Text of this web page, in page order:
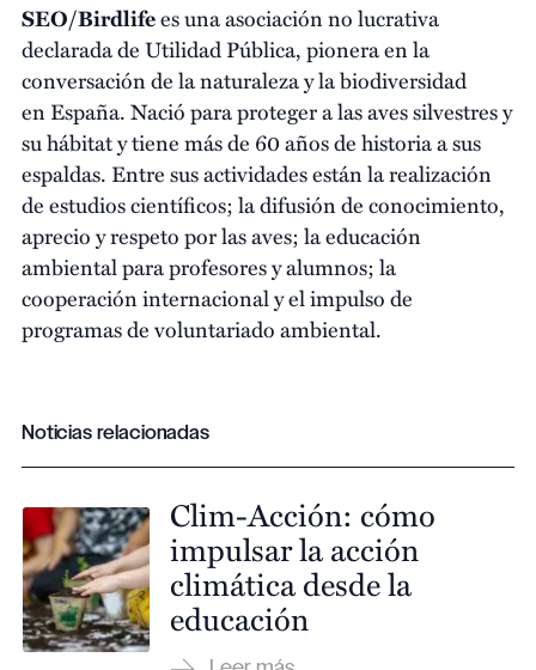
SEO/Birdlifees una asociación no lucrativa
declarada de Utilidad Pública, pionera en la
conversación de la naturaleza y la biodiversidad
en España. Nació para proteger a las aves silvestres y
su hábitat y tiene más de 60 años de historia a sus
espaldas. Entre sus actividades están la realización
de estudios científicos; la difusión de conocimiento,
aprecio y respeto por las aves; la educación
ambiental para profesores y alumnos; la
cooperación internacional y el impulso de
programas de voluntariado ambiental.
Noticias relacionadas
Clim-Acción: cómo
impulsar la acción
climática desde la
educación